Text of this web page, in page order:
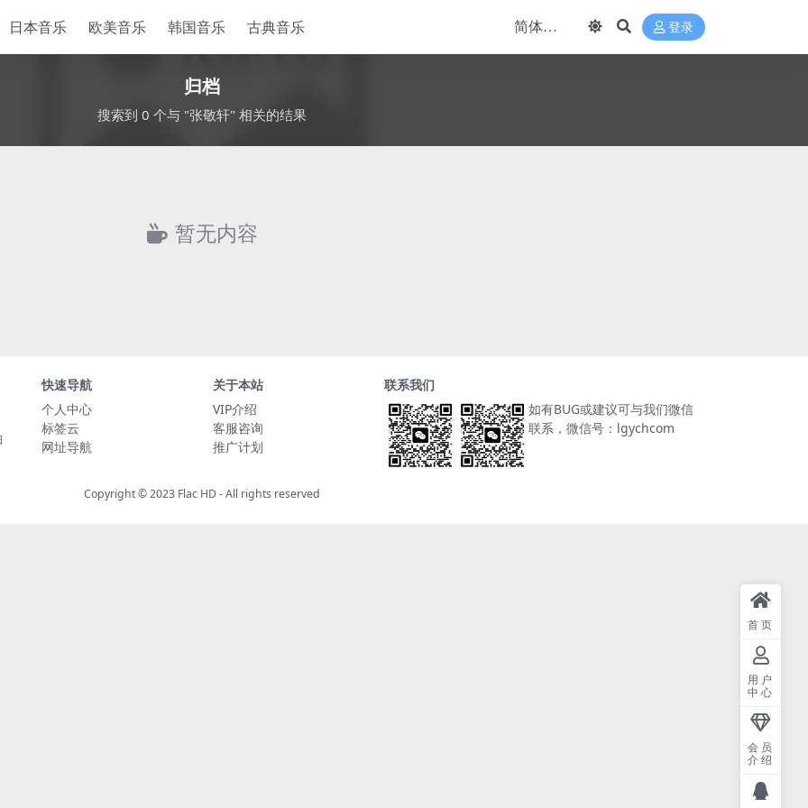
日本音乐 欧美音乐 韩国音乐 古典音乐 登录
归档
搜索到 0 个与 "张敬轩" 相关的结果
暂无内容
快速导航
个人中心
标签云
网址导航
关于本站
VIP介绍
客服咨询
推广计划
联系我们
如有BUG或建议可与我们微信
联系，微信号：lgychcom
Copyright © 2023 Flac HD- All rights reserved
首页
用户
中心
会员
介绍